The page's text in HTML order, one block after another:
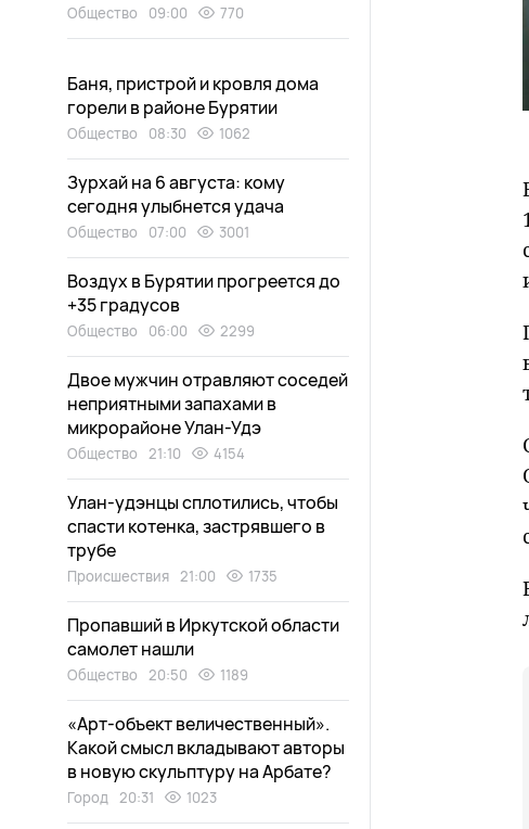
Общество 09:00 770
Баня, пристрой и кровля дома
горели в районе Бурятии
Общество 08:30 1062
Зурхай на 6 августа: кому
сегодня улыбнется удача
Общество 07:00 3001
Воздух в Бурятии прогреется до
+35 градусов
Общество 06:00 2299
Двое мужчин отравляют соседей
неприятными запахами в
микрорайоне Улан-Удэ
Общество 21:10 4154
Улан-удэнцы сплотились, чтобы
спасти котенка, застрявшего в
трубе
Происшествия 21:00 1735
Пропавший в Иркутской области
самолет нашли
Общество 20:50 1189
«Арт-объект величественный».
Какой смысл вкладывают авторы
в новую скульптуру на Арбате?
Город 20:31 1023